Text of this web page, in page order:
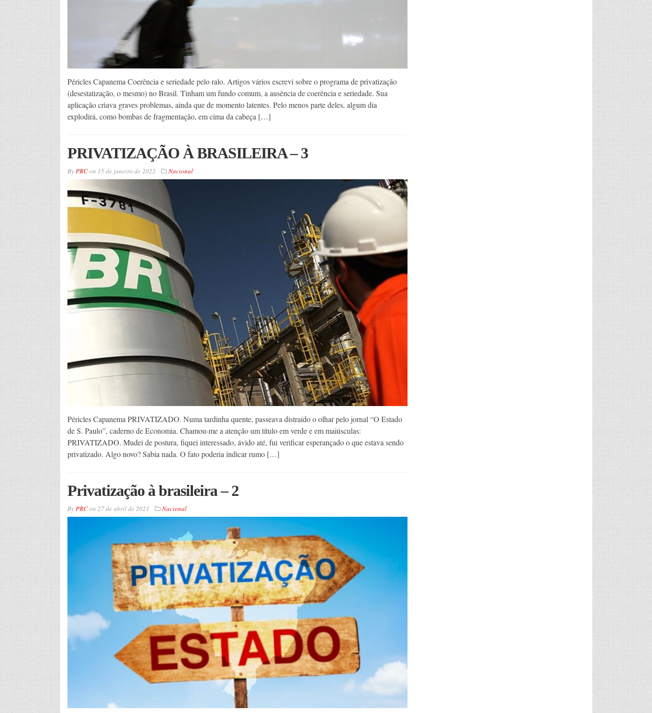
Péricles Capanema Coerência e seriedade pelo ralo. Artigos vários escrevi sobre o programa de privatização
(desestatização, o mesmo) no Brasil. Tinham um fundo comum, a ausência de coerência e seriedade. Sua
aplicação criava graves problemas, ainda que de momento latentes. Pelo menos parte deles, algum dia
explodirá, como bombas de fragmentação, em cima da cabeça […]
PRIVATIZAÇÃO À BRASILEIRA – 3
ByPRCon 15 de janeiro de 2022 Nacional
Péricles Capanema PRIVATIZADO. Numa tardinha quente, passeava distraído o olhar pelo jornal “O Estado
de S. Paulo”, caderno de Economia. Chamou-me a atenção um título em verde e em maiúsculas:
PRIVATIZADO. Mudei de postura, fiquei interessado, ávido até, fui verificar esperançado o que estava sendo
privatizado. Algo novo? Sabia nada. O fato poderia indicar rumo […]
Privatização à brasileira – 2
ByPRCon 27 de abril de 2021 Nacional